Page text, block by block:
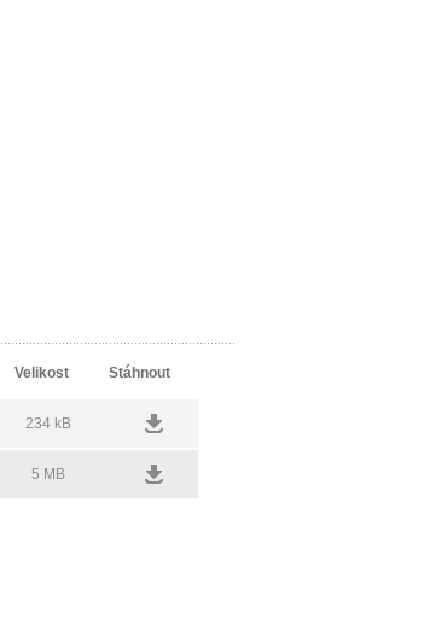
Velikost Stáhnout
234 kB
5 MB